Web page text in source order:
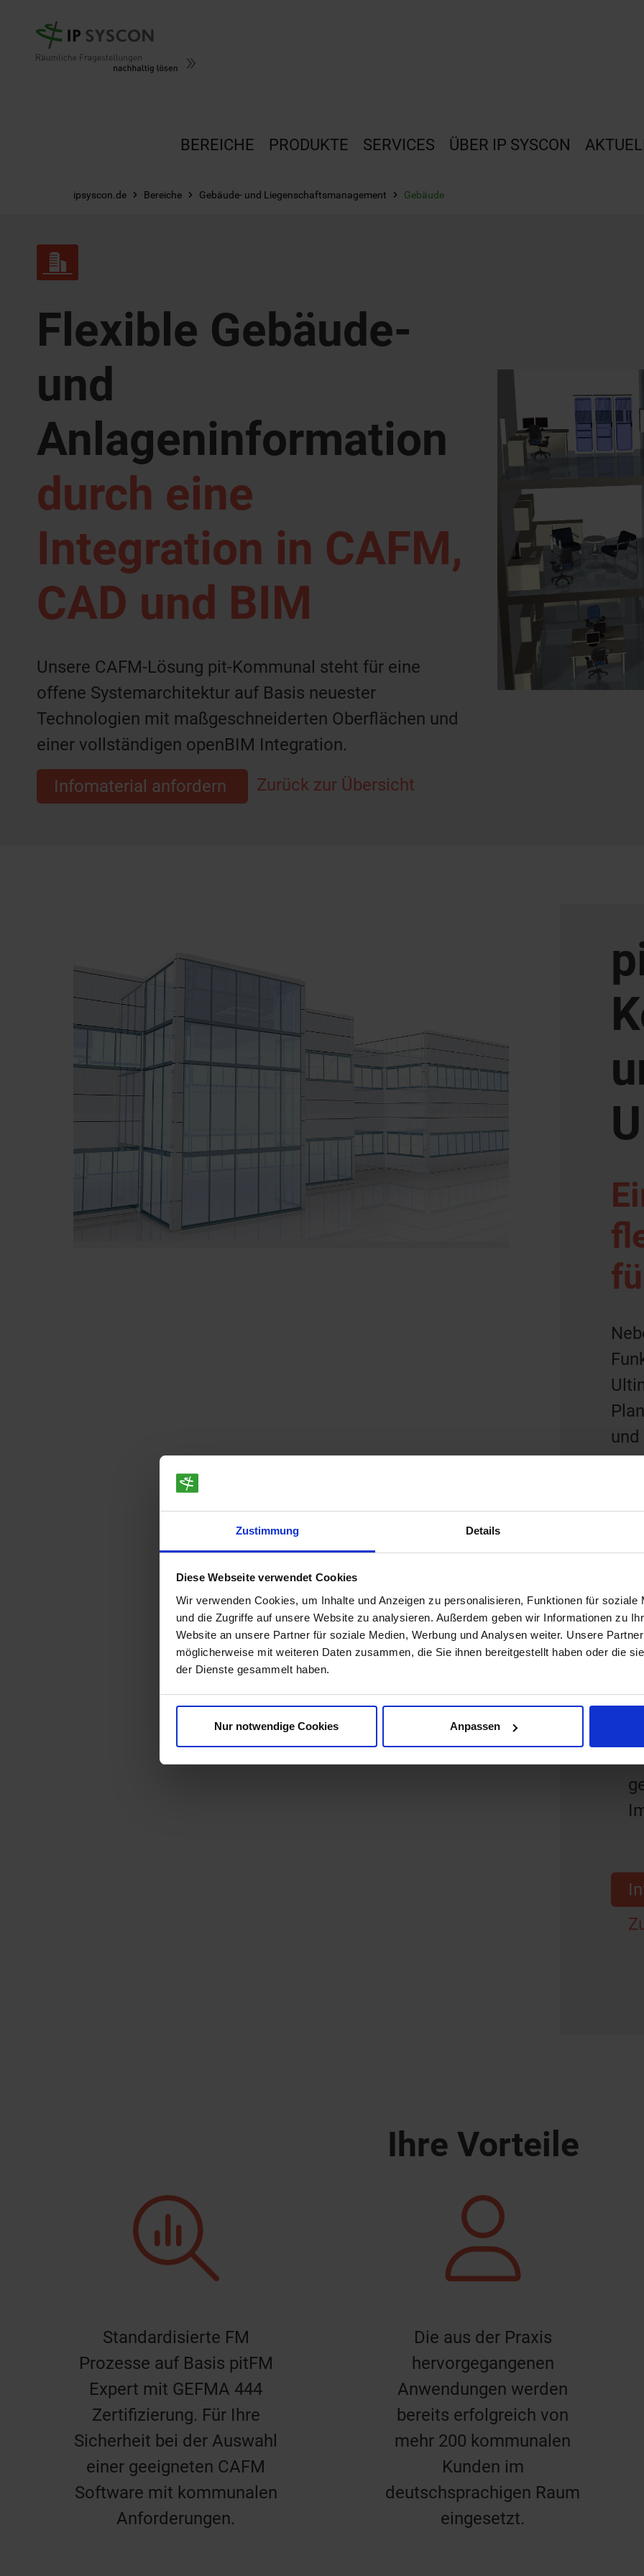
Zustimmung Details
Diese Webseite verwendet Cookies
Wir verwenden Cookies, um Inhalte und Anzeigen zu personalisieren, Funktionen für soziale
und die Zugriffe auf unsere Website zu analysieren. Außerdem geben wir Informationen zu
Website an unsere Partner für soziale Medien, Werbung und Analysen weiter. Unsere
möglicherweise mit weiteren Daten zusammen, die Sie ihnen bereitgestellt haben oder die
der Dienste gesammelt haben.
Nur notwendige Cookies Anpassen
BEREICHE PRODUKTE SERVICES ÜBER IP SYSCON
ipsyscon.de Bereiche Gebäude- und Liegenschaftsmanagement Gebäude
Flexible Gebäude-
und
Anlageninformation
durch eine
Integration in CAFM,
CAD und BIM
Unsere CAFM-Lösung pit-Kommunal steht für eine
offene Systemarchitektur auf Basis neuester
Technologien mit maßgeschneiderten Oberflächen und
einer vollständigen openBIM Integration.
Infomaterial anfordern Zurück zur Übersicht
Ihre Vorteile
Standardisierte FM
Prozesse auf Basis pitFM
Expert mit GEFMA 444
Zertifizierung. Für Ihre
Sicherheit bei der Auswahl
einer geeigneten CAFM
Software mit kommunalen
Anforderungen.
Die aus der Praxis
hervorgegangenen
Anwendungen werden
bereits erfolgreich von
mehr 200 kommunalen
Kunden im
deutschsprachigen Raum
eingesetzt.